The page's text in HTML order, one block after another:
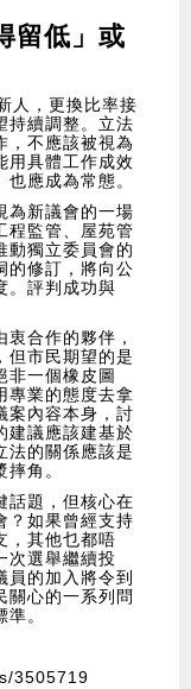
留低」或
人，更換比率接
持續調整。立法
，不應該被視為
用具體工作成效
應成為常態。
為新議會的一場
程監管、屋苑管
動獨立委員會的
的修訂，將向公
。評判成功與
合作的夥伴，
但市民期望的是
非一個橡皮圖
專業的態度去拿
案內容本身，討
建議應該建基於
法的關係應該是
角。
話題，但核心在
？如果曾經支持
，其他乜都唔
次選舉繼續投
員的加入將令到
關心的一系列問
。
3505719